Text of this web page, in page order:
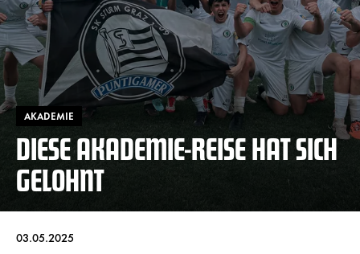
AKADEMIE
DIESE AKADEMIE-REISE HAT SICH
GELOHNT
03.05.2025